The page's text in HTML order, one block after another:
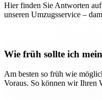
Hier finden Sie Antworten
unseren Umzugsservice –
Wie früh sollte ich
Am besten so früh wie
Voraus. So können wir Ihren